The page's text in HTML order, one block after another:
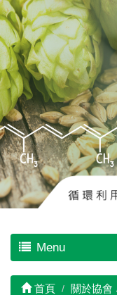
Menu
首頁 關於協會